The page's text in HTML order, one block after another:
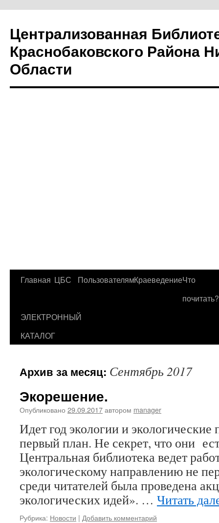
Централизованная
Краснобаковского Района
Области
Перейти
содержимому
Главная ЦБС ПользователямКраеведениеЧто
почитать?
ЭЛЕКТРОННЫЙ
КАТАЛОГ
Архив за месяц: Сентябрь 2017
Экорешение.
Опубликовано 29.09.2017автором manager
Идет год экологии и
первый план. Не секрет, что они
Центральная библиотека ведет
экологическому направлению не
среди читателей была проведена
экологических идей». … Читать
Рубрика: Новости | Добавить комментарий